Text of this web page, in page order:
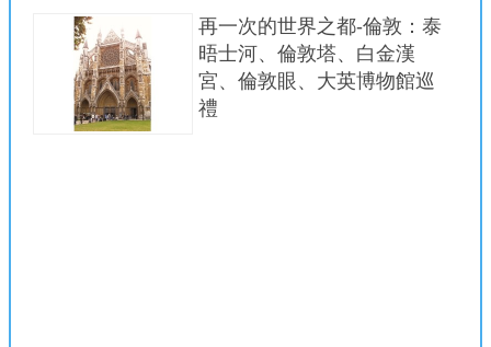
再一次的世界之都-倫敦：泰
晤士河、倫敦塔、白金漢
宮、倫敦眼、大英博物館巡
禮